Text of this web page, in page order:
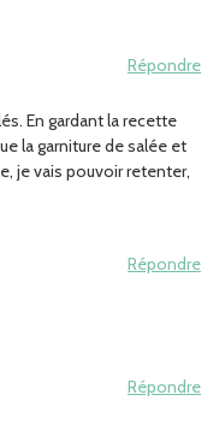
Répondre
En gardant la recette
la garniture de salée et
je vais pouvoir retenter,
Répondre
Répondre